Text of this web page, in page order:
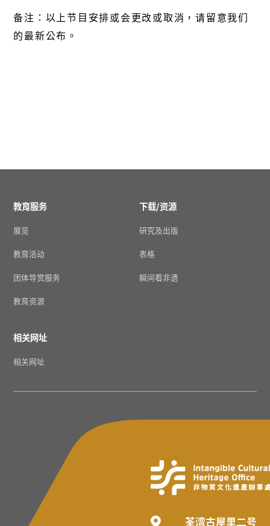
备注：以上节目安排或会更改或取消，请留意我们
的最新公布。
教育服务
展览
教育活动
团体导赏服务
教育资源
下载/资源
研究及出版
表格
瞬间看非遗
相关网址
相关网址
荃湾古屋里二号